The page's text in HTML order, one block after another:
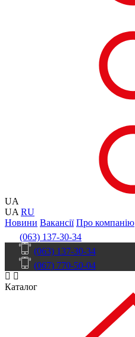
UA
UA RU
Новини Вакансії Про компанію
(063) 137-30-34
(063) 137-30-34
(067) 770-50-04
Каталог